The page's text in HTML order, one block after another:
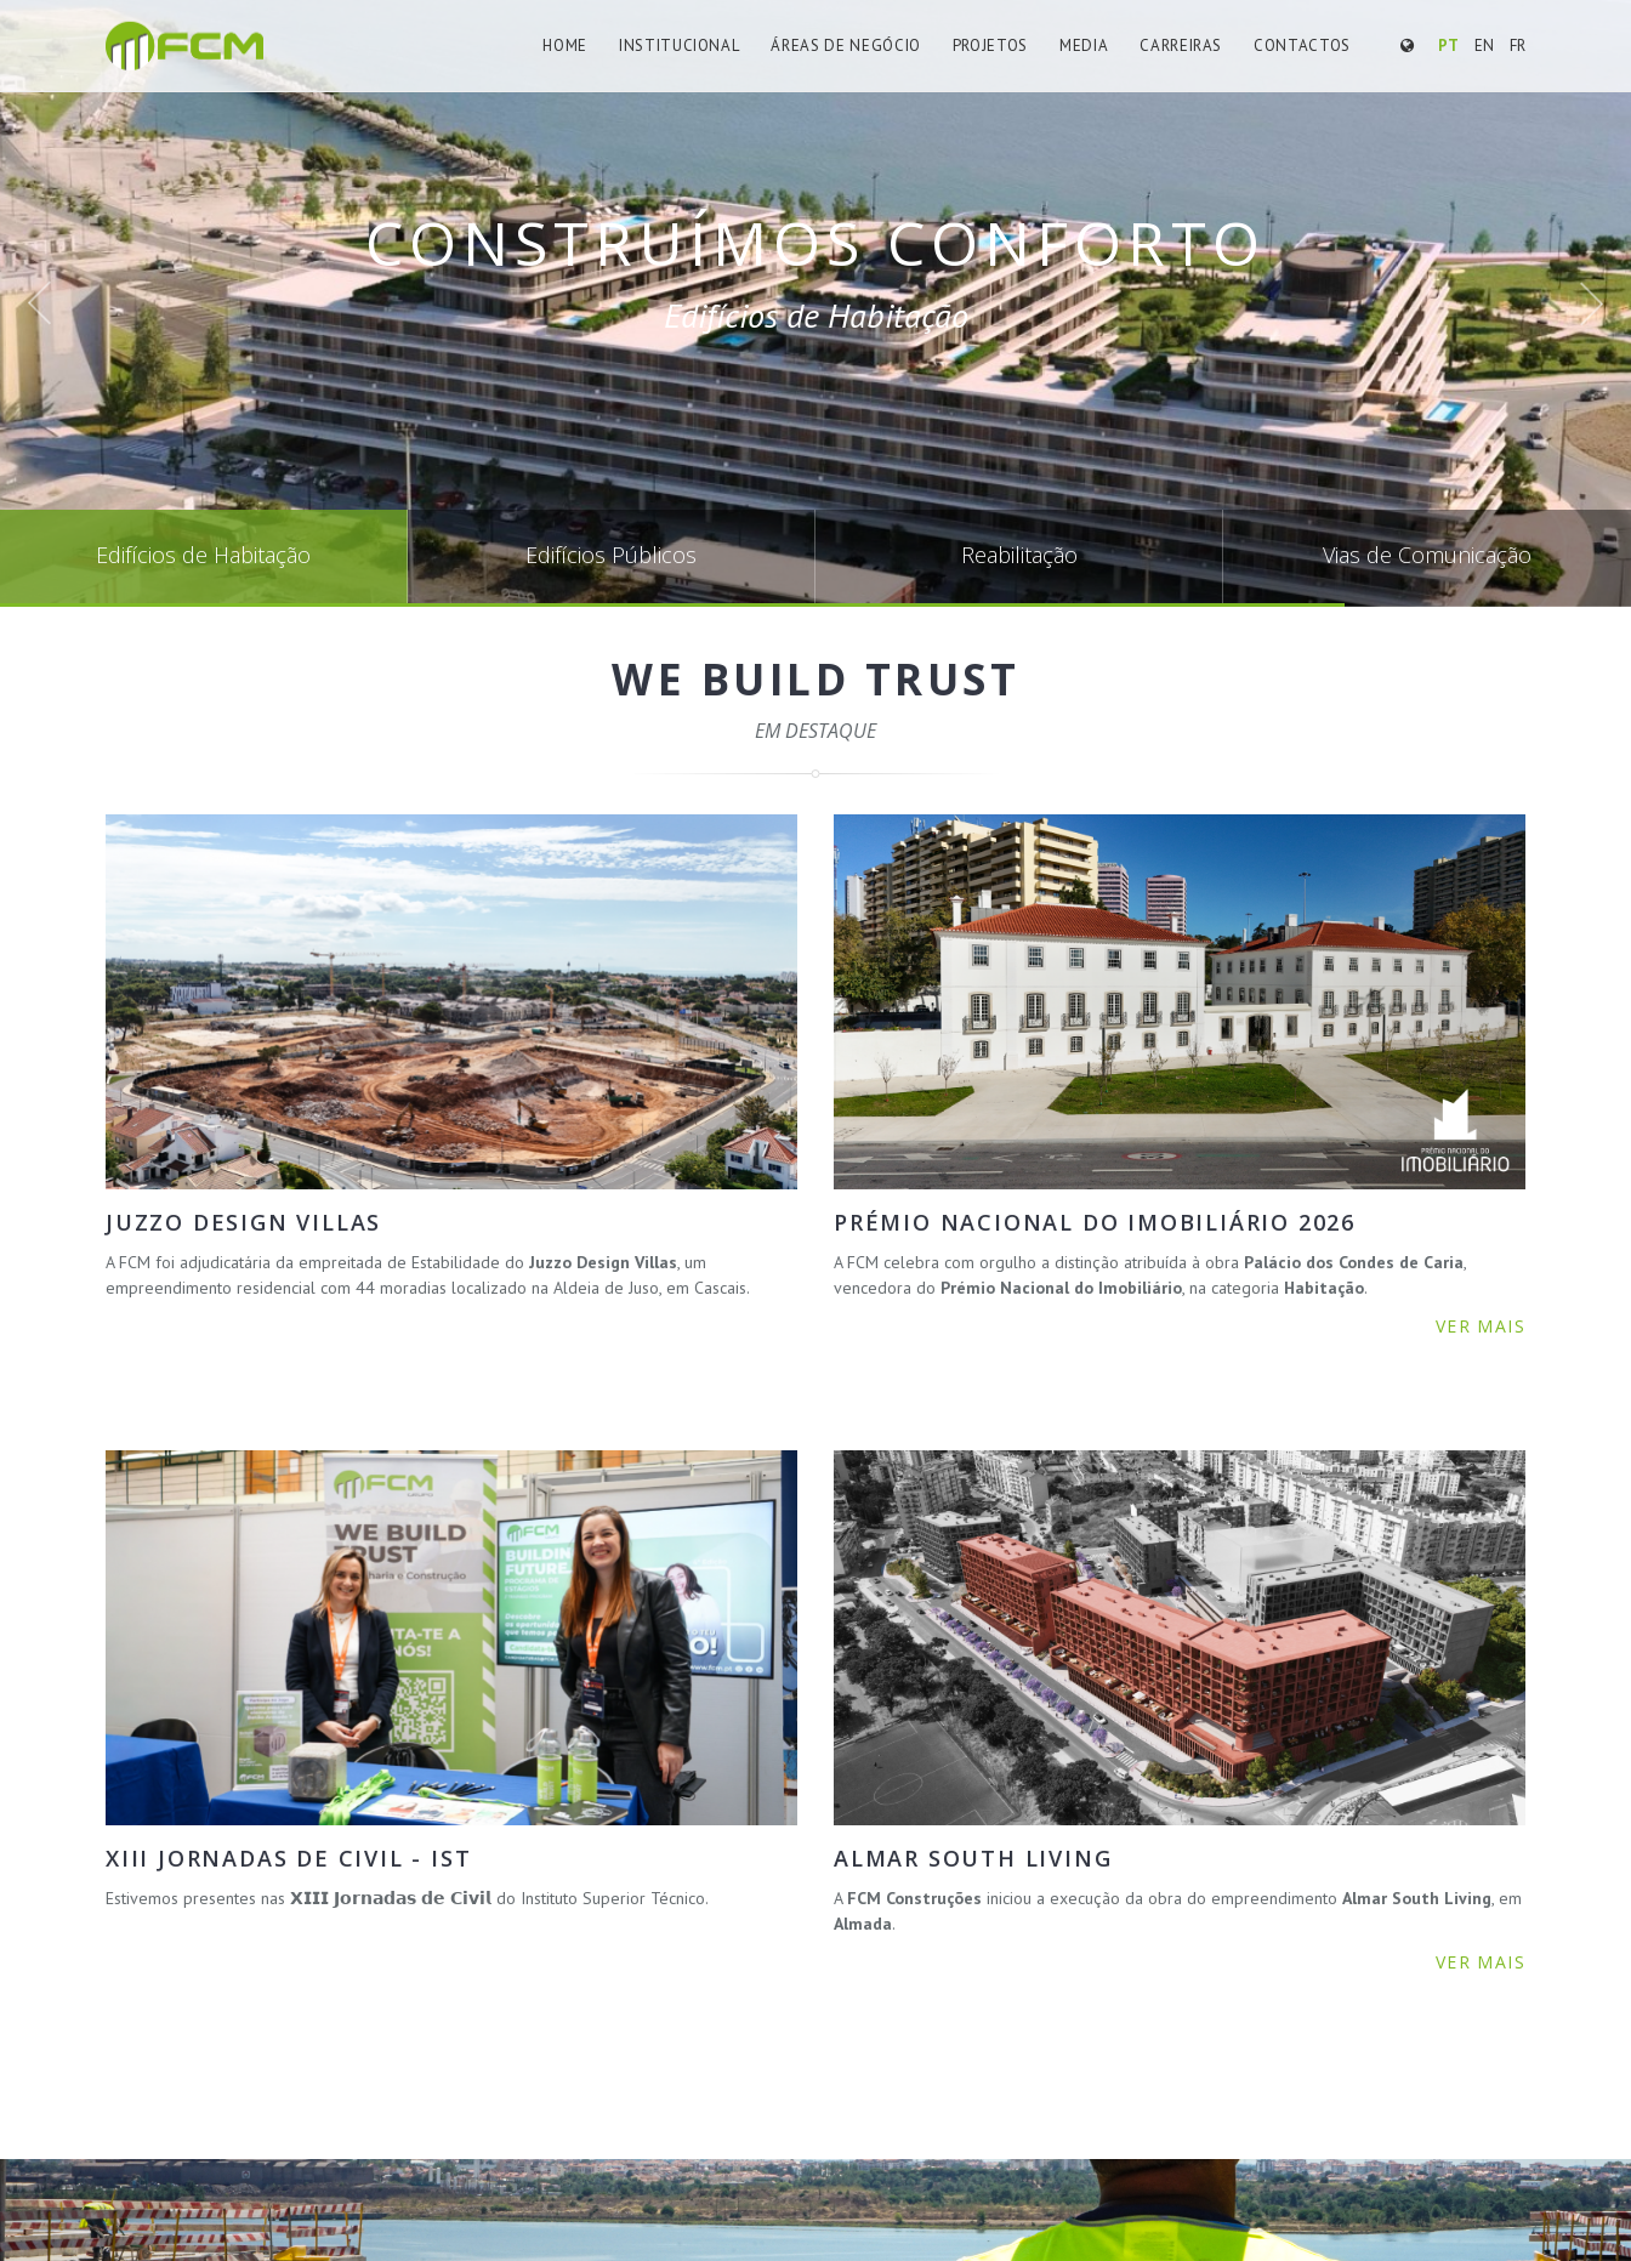
PT EN FR
HOME INSTITUCIONAL ÁREAS DE NEGÓCIO PROJETOS MEDIA CARREIRAS CONTACTOS
CONSTRUÍMOS OBRAS MARCANTES
Edifícios de Habitação Edifícios Públicos Reabilitação Vias de Comunicação
WE BUILD TRUST
EM DESTAQUE
JUZZO DESIGN VILLAS
A FCM foi adjudicatária da empreitada de Estabilidade do Juzzo Design Villas, um
empreendimento residencial com 44 moradias localizado na Aldeia de Juso, em Cascais.
PRÉMIO NACIONAL DO IMOBILIÁRIO 2026
A FCM celebra com orgulho a distinção atribuída à obra Palácio dos Condes de Caria,
vencedora do Prémio Nacional do Imobiliário, na categoria Habitação.
VER MAIS
XIII JORNADAS DE CIVIL - IST
Estivemos presentes nas 𝗫𝗜𝗜𝗜 𝗝𝗼𝗿𝗻𝗮𝗱𝗮𝘀 𝗱𝗲 𝗖𝗶𝘃𝗶𝗹 do Instituto Superior Técnico.
ALMAR SOUTH LIVING
A FCM Construções iniciou a execução da obra do empreendimento Almar South Living, em
Almada.
VER MAIS